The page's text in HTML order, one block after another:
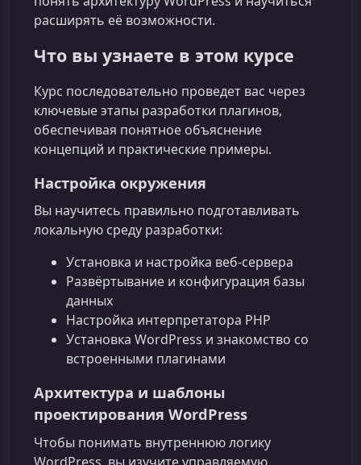
расширять её возможности.
Что вы узнаете в этом курсе
Курс последовательно проведет вас через
ключевые этапы разработки плагинов,
обеспечивая понятное объяснение
концепций и практические примеры.
Настройка окружения
Вы научитесь правильно подготавливать
локальную среду разработки:
Установка и настройка веб‑сервера
Развёртывание и конфигурация базы
данных
Настройка интерпретатора PHP
Установка WordPress и знакомство со
встроенными плагинами
Архитектура и шаблоны
проектирования WordPress
Чтобы понимать внутреннюю логику
WordPress, вы изучите управляемую